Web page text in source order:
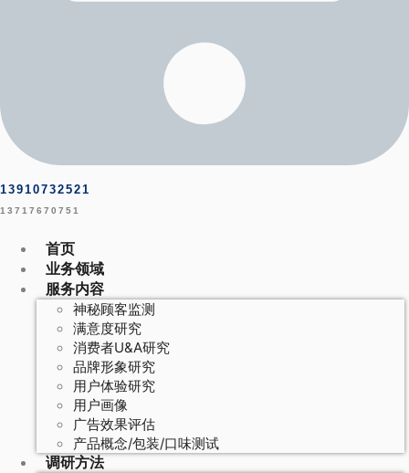
13910732521
13717670751
首页
业务领域
服务内容
神秘顾客监测
满意度研究
消费者U&A研究
品牌形象研究
用户体验研究
用户画像
广告效果评估
产品概念/包装/口味测试
调研方法